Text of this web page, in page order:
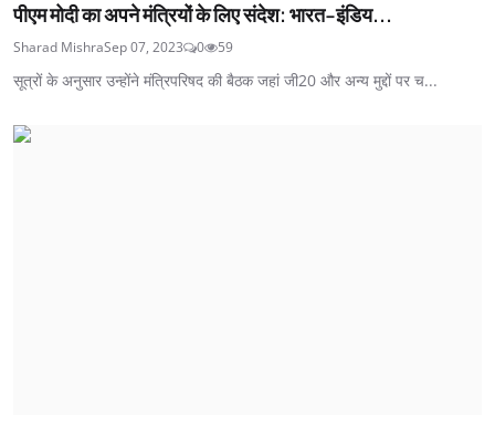
पीएम मोदी का अपने मंत्रियों के लिए संदेश: भारत-इंडिय...
Sharad MishraSep 07, 2023 0 59
सूत्रों के अनुसार उन्होंने मंत्रिपरिषद की बैठक जहां जी20 और अन्य मुद्दों पर च...